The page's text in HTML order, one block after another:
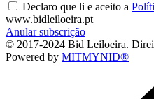
Declaro que li e aceito a
www.bidleiloeira.pt
Anular subscrição
© 2017-2024 Bid Leiloeira.
Powered by MITMYNID®